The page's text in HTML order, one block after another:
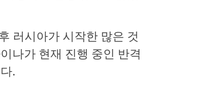
러시아가 시작한 많은 것
나가 현재 진행 중인 반격
.